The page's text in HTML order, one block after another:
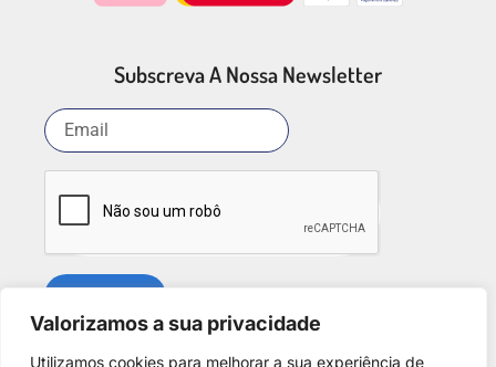
Valorizamos a sua privacidade
Utilizamos cookies para melhorar a sua experiência de
Subscreva A Nossa Newsletter